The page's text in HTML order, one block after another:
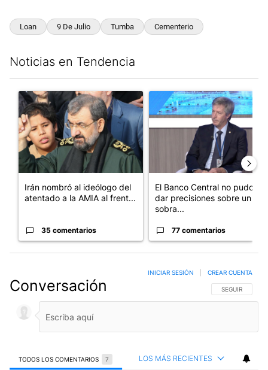
Loan 9 De Julio Tumba Cementerio
Noticias en Tendencia
Un artículo de tendencia con el título "Irán nombró al ideólogo
Irán nombró al ideólogo del
atentado a la AMIA al frent...
35 comentarios
Un artículo de tendencia
El Banco Central no pudo
dar precisiones sobre un
sobra...
77 comentarios
Conversación SIGA ESTA
SEGUIR
INICIAR SESIÓN CREAR CUENTA
TODOS LOS COMENTARIOS 7 LOS MÁS RECIENTES